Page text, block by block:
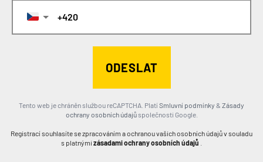
ODESLAT
Tento web je chráněn službou reCAPTCHA. Platí Smluvní podmínky & Zásady
ochrany osobních údajůspolečnosti Google.
Registrací souhlasíte se zpracováním a ochranou vašich osobních údajů v souladu
s platnými zásadami ochrany osobních údajů